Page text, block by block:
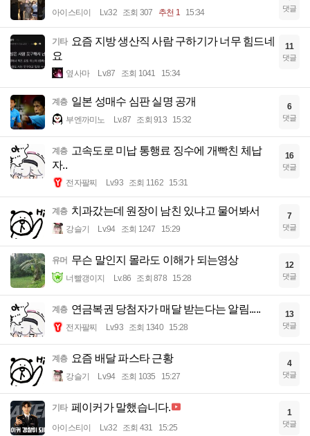
아이스티이 Lv.32 조회 307 추천 1 15:34 댓글
기타 요즘 지방 생산직 사람 구하기가 너무 힘드네
요
옆사마 Lv.87 조회 1041 15:34
11
댓글
계층 일본 성매수 심판 실명 공개
부엔까미노 Lv.87 조회 913 15:32
6
댓글
계층 고속도로 미납 통행료 징수에 개빡친 체납
자..
전자팔찌 Lv.93 조회 1162 15:31
16
댓글
계층 치과갔는데 원장이 남친 있냐고 물어봐서
강슬기 Lv.94 조회 1247 15:29
7
댓글
유머 무슨 말인지 몰라도 이해가 되는영상
너빨갱이지 Lv.86 조회 878 15:28
12
댓글
계층 연금복권 당첨자가 매달 받는다는 알림.....
전자팔찌 Lv.93 조회 1340 15:28
13
댓글
계층 요즘 배달 파스타 근황
강슬기 Lv.94 조회 1035 15:27
4
댓글
기타 페이커가 말했습니다.
아이스티이 Lv.32 조회 431 15:25
1
댓글